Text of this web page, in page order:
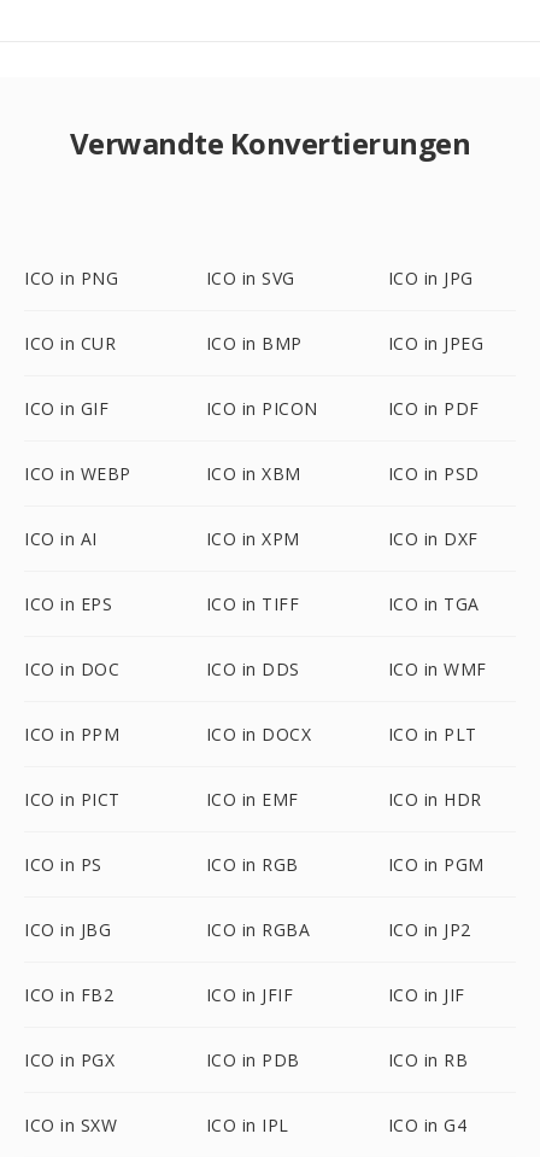
Verwandte Konvertierungen
ICO in PNG ICO in SVG ICO in JPG
ICO in CUR ICO in BMP ICO in JPEG
ICO in GIF ICO in PICON ICO in PDF
ICO in WEBP ICO in XBM ICO in PSD
ICO in AI ICO in XPM ICO in DXF
ICO in EPS ICO in TIFF ICO in TGA
ICO in DOC ICO in DDS ICO in WMF
ICO in PPM ICO in DOCX ICO in PLT
ICO in PICT ICO in EMF ICO in HDR
ICO in PS ICO in RGB ICO in PGM
ICO in JBG ICO in RGBA ICO in JP2
ICO in FB2 ICO in JFIF ICO in JIF
ICO in PGX ICO in PDB ICO in RB
ICO in SXW ICO in IPL ICO in G4